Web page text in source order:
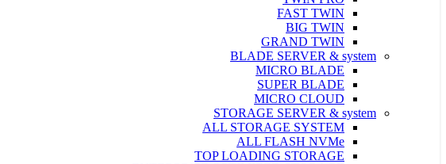
FAST TWIN
BIG TWIN
GRAND TWIN
BLADE SERVER & system
MICRO BLADE
SUPER BLADE
MICRO CLOUD
STORAGE SERVER & system
ALL STORAGE SYSTEM
ALL FLASH NVMe
TOP LOADING STORAGE